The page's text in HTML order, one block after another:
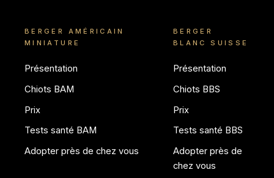
BERGER AMÉRICAIN
MINIATURE
Présentation
Chiots BAM
Prix
Tests santé BAM
Adopter près de chez vous
BERGER
BLANC SUISSE
Présentation
Chiots BBS
Prix
Tests santé BBS
Adopter près de
chez vous